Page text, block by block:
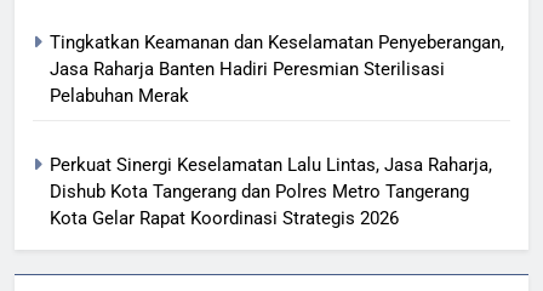
Tingkatkan Keamanan dan Keselamatan Penyeberangan,
Jasa Raharja Banten Hadiri Peresmian Sterilisasi
Pelabuhan Merak
Perkuat Sinergi Keselamatan Lalu Lintas, Jasa Raharja,
Dishub Kota Tangerang dan Polres Metro Tangerang
Kota Gelar Rapat Koordinasi Strategis 2026